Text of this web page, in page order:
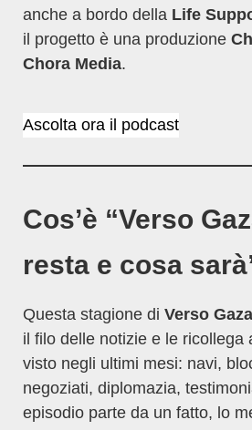
anche a bordo della Life
il progetto è una produzione
Chora Media.
Ascolta ora il podcast
Cos’è “Verso
resta e cosa
Questa stagione di Verso
il filo delle notizie e le ricollega
visto negli ultimi mesi: navi,
negoziati, diplomazia,
episodio parte da un fatto, lo